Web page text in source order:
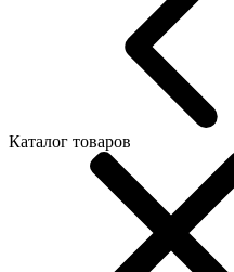
Каталог товаров